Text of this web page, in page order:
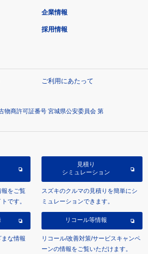
企業情報
採用情報
ご利用にあたって
物商許可証番号 宮城県公安委員会 第
をご覧
です。
見積り
シミュレーション
スズキのクルマの見積りを簡単にシ
ミュレーションできます。
な情報
リコール等情報
リコール/改善対策/サービスキャンペ
ーンの情報をご覧いただけます。